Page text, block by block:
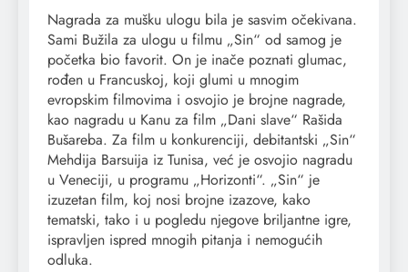
Nagrada za mušku ulogu bila je sasvim očekivana.
Sami Bužila za ulogu u filmu „Sin“ od samog je
početka bio favorit. On je inače poznati glumac,
rođen u Francuskoj, koji glumi u mnogim
evropskim filmovima i osvojio je brojne nagrade,
kao nagradu u Kanu za film „Dani slave“ Rašida
Bušareba. Za film u konkurenciji, debitantski „Sin“
Mehdija Barsuija iz Tunisa, već je osvojio nagradu
u Veneciji, u programu „Horizonti“. „Sin“ je
izuzetan film, koj nosi brojne izazove, kako
tematski, tako i u pogledu njegove briljantne igre,
ispravljen ispred mnogih pitanja i nemogućih
odluka.